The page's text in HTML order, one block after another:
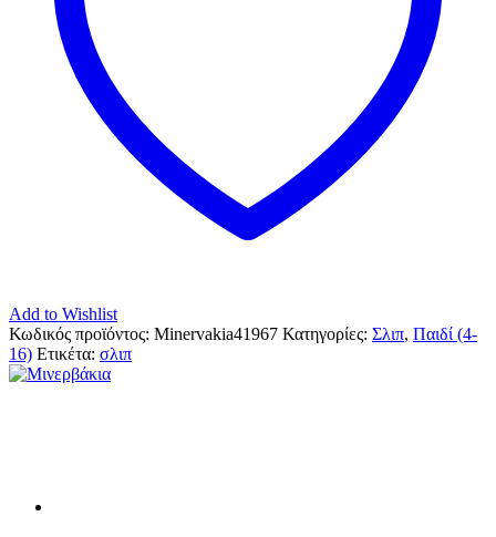
Add to Wishlist
Κωδικός προϊόντος: Minervakia41967 Κατηγορίες: Σλιπ, Παιδί (4-
16) Ετικέτα: σλιπ